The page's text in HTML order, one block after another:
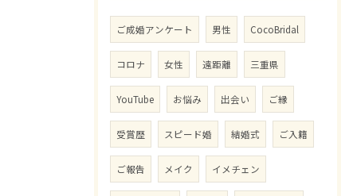
ご成婚アンケート 男性 CocoBridal
コロナ 女性 遠距離 三重県
YouTube お悩み 出会い ご縁
受賞歴 スピード婚 結婚式 ご入籍
ご報告 メイク イメチェン